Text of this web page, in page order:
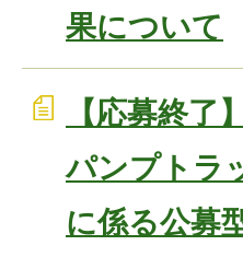
果について
【応募終了
パンプトラ
に係る公募